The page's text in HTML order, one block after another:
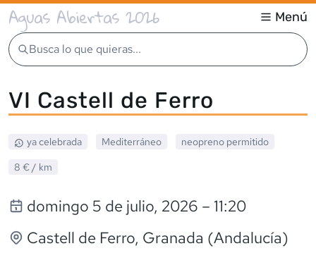
Aguas Abiertas 2026 Menú
Busca lo que quieras...
VI Castell de Ferro
ya celebrada Mediterráneo neopreno permitido
8 € / km
domingo 5 de julio, 2026 – 11:20
Castell de Ferro, Granada (Andalucía)